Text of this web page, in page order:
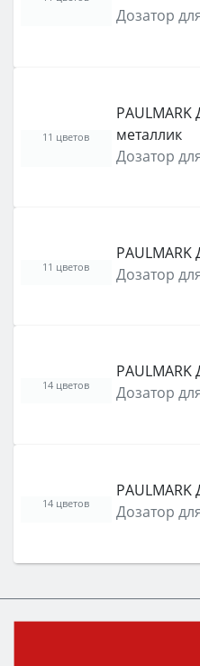
Дозатор
металлик
Дозатор
11 цветов
Дозатор
11 цветов
Дозатор
14 цветов
Дозатор
14 цветов